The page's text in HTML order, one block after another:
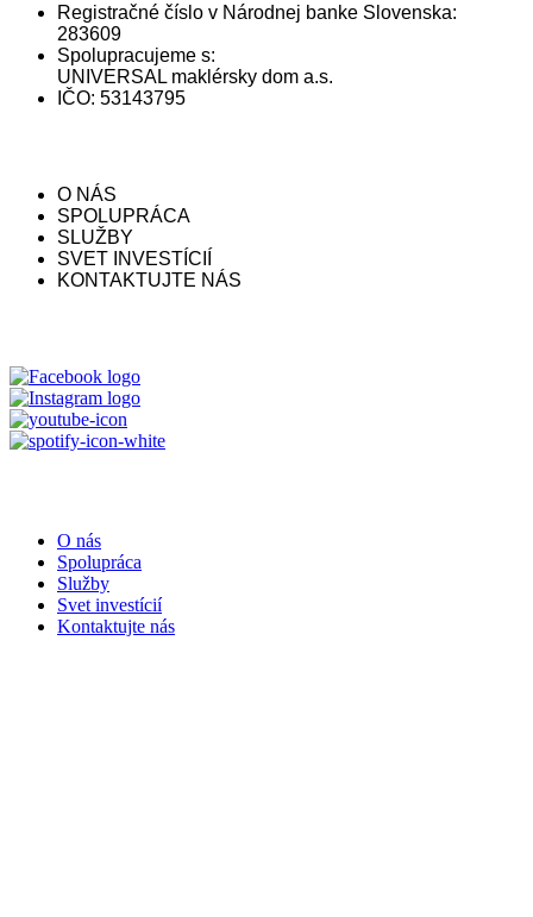
Registračné číslo v Národnej banke Slovenska:
283609
Spolupracujeme s:
UNIVERSAL maklérsky dom a.s.
IČO: 53143795
O NÁS
SPOLUPRÁCA
SLUŽBY
SVET INVESTÍCIÍ
KONTAKTUJTE NÁS
O nás
Spolupráca
Služby
Svet investícií
Kontaktujte nás